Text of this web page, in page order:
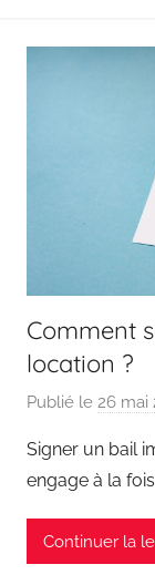
Comment
location ?
Publié le 26 mai
Signer un bail
engage à la
Continuer la